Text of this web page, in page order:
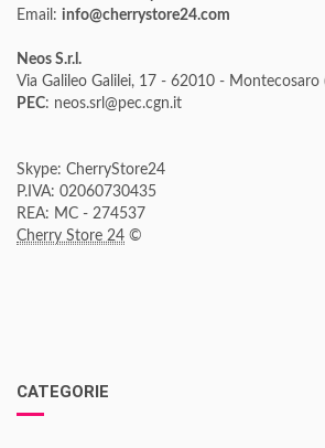
Email: info@cherrystore24.com
Neos S.r.l.
Via Galileo Galilei, 17 - 62010 - Montecosaro
PEC: neos.srl@pec.cgn.it
Skype: CherryStore24
P.IVA: 02060730435
REA: MC - 274537
Cherry Store 24 ©
CATEGORIE